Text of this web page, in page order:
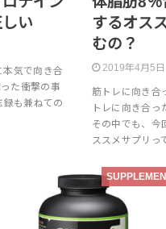
い
気で向き合
た衝撃の事
も兼ねての
するオス
むの？
2019年4月5日
筋トレに向き合
トレに向き合っ
その中でも、今
ススメサプリっ